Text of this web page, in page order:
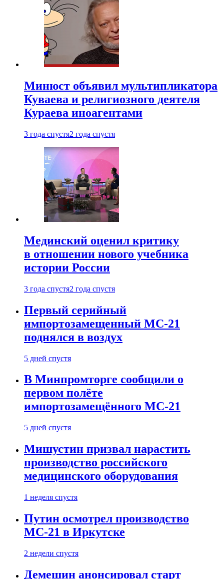
Минюст объявил мультипликатора
Куваева и религиозного деятеля
Кураева иноагентами
3 года спустя2 года спустя
Мединский оценил критику
в отношении нового учебника
истории России
3 года спустя2 года спустя
Первый серийный
импортозамещенный МС-21
поднялся в воздух
5 дней спустя
В Минпромторге сообщили о
первом полёте
импортозамещённого МС-21
5 дней спустя
Мишустин призвал нарастить
производство российского
медицинского оборудования
1 неделя спустя
Путин осмотрел производство
МС-21 в Иркутске
2 недели спустя
Демешин анонсировал старт